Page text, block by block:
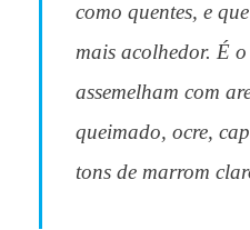
como quentes, e
mais acolhedor. É o
assemelham com
queimado, ocre,
tons de marrom